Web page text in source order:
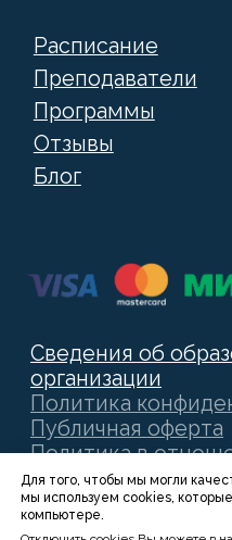
Для того, чтобы мы могли
мы используем cookies,
компьютере.